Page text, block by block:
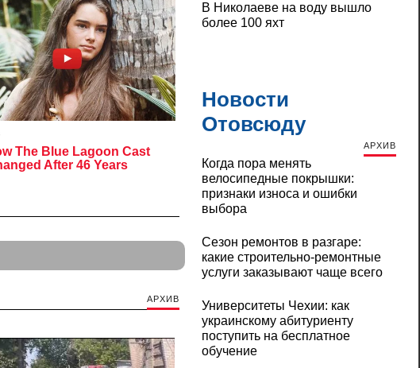
АРХИВ
В Николаеве на воду вышло
более 100 яхт
Новости
Отовсюду
АРХИВ
Когда пора менять
велосипедные покрышки:
признаки износа и ошибки
выбора
Сезон ремонтов в разгаре:
какие строительно-ремонтные
услуги заказывают чаще всего
Университеты Чехии: как
украинскому абитуриенту
поступить на бесплатное
обучение